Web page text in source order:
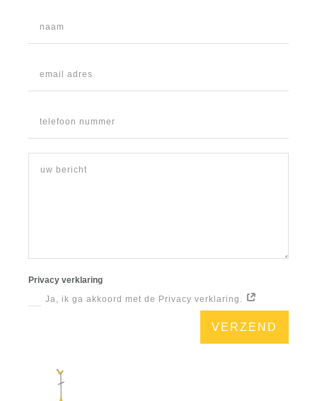
Privacy verklaring
Ja, ik ga akkoord met de Privacy verklaring.
VERZEND